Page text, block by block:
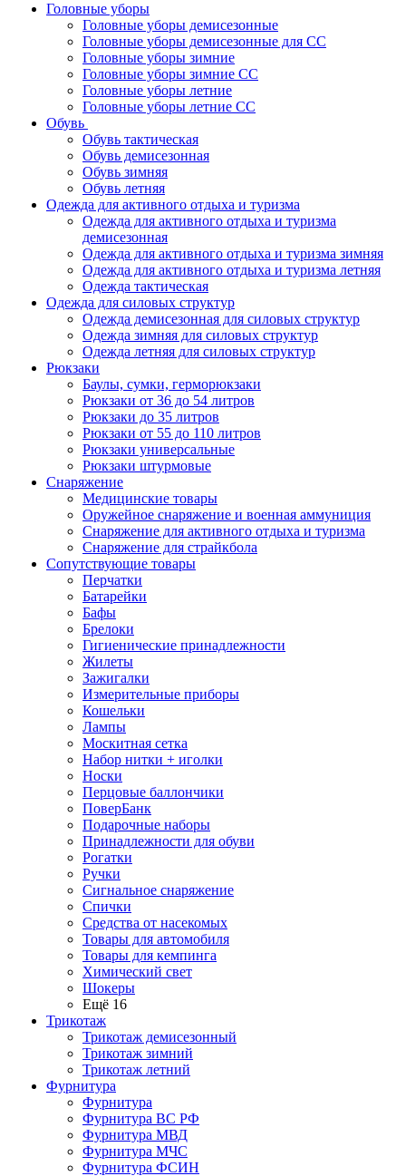
Головные уборы
Головные уборы демисезонные
Головные уборы демисезонные для СС
Головные уборы зимние
Головные уборы зимние СС
Головные уборы летние
Головные уборы летние СС
Обувь
Обувь тактическая
Обувь демисезонная
Обувь зимняя
Обувь летняя
Одежда для активного отдыха и туризма
Одежда для активного отдыха и туризма
демисезонная
Одежда для активного отдыха и туризма зимняя
Одежда для активного отдыха и туризма летняя
Одежда тактическая
Одежда для силовых структур
Одежда демисезонная для силовых структур
Одежда зимняя для силовых структур
Одежда летняя для силовых структур
Рюкзаки
Баулы, сумки, герморюкзаки
Рюкзаки от 36 до 54 литров
Рюкзаки до 35 литров
Рюкзаки от 55 до 110 литров
Рюкзаки универсальные
Рюкзаки штурмовые
Снаряжение
Медицинские товары
Оружейное снаряжение и военная аммуниция
Снаряжение для активного отдыха и туризма
Снаряжение для страйкбола
Сопутствующие товары
Перчатки
Батарейки
Бафы
Брелоки
Гигиенические принадлежности
Жилеты
Зажигалки
Измерительные приборы
Кошельки
Лампы
Москитная сетка
Набор нитки + иголки
Носки
Перцовые баллончики
ПоверБанк
Подарочные наборы
Принадлежности для обуви
Рогатки
Ручки
Сигнальное снаряжение
Спички
Средства от насекомых
Товары для автомобиля
Товары для кемпинга
Химический свет
Шокеры
Ещё 16
Трикотаж
Трикотаж демисезонный
Трикотаж зимний
Трикотаж летний
Фурнитура
Фурнитура
Фурнитура ВС РФ
Фурнитура МВД
Фурнитура МЧС
Фурнитура ФСИН